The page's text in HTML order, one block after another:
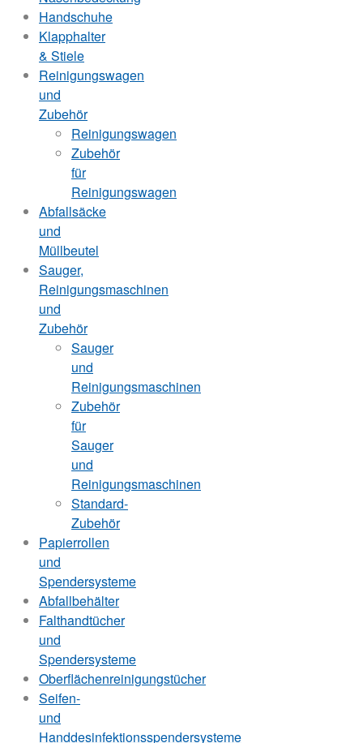
Handschuhe
Klapphalter
& Stiele
Reinigungswagen
und
Zubehör
Reinigungswagen
Zubehör
für
Reinigungswagen
Abfallsäcke
und
Müllbeutel
Sauger,
Reinigungsmaschinen
und
Zubehör
Sauger
und
Reinigungsmaschinen
Zubehör
für
Sauger
und
Reinigungsmaschinen
Standard-
Zubehör
Papierrollen
und
Spendersysteme
Abfallbehälter
Falthandtücher
und
Spendersysteme
Oberflächenreinigungstücher
Seifen-
und
Handdesinfektionsspendersysteme